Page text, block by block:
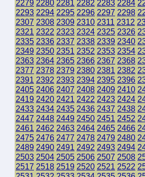
2279 2280 2281 2282 2283 2284
2293 2294 2295 2296 2297 2298
2307 2308 2309 2310 2311 2312
2321 2322 2323 2324 2325 2326
2335 2336 2337 2338 2339 2340
2349 2350 2351 2352 2353 2354
2363 2364 2365 2366 2367 2368
2377 2378 2379 2380 2381 2382
2391 2392 2393 2394 2395 2396
2405 2406 2407 2408 2409 2410
2419 2420 2421 2422 2423 2424
2433 2434 2435 2436 2437 2438
2447 2448 2449 2450 2451 2452
2461 2462 2463 2464 2465 2466
2475 2476 2477 2478 2479 2480
2489 2490 2491 2492 2493 2494
2503 2504 2505 2506 2507 2508
2517 2518 2519 2520 2521 2522